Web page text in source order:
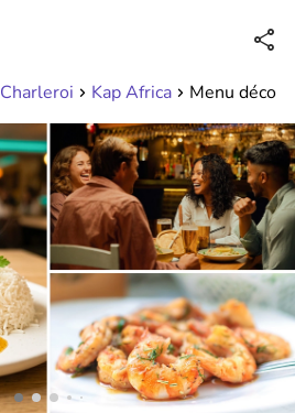
Disponible jusqu'à 23:00 heures
Charleroi Kap Africa Menu